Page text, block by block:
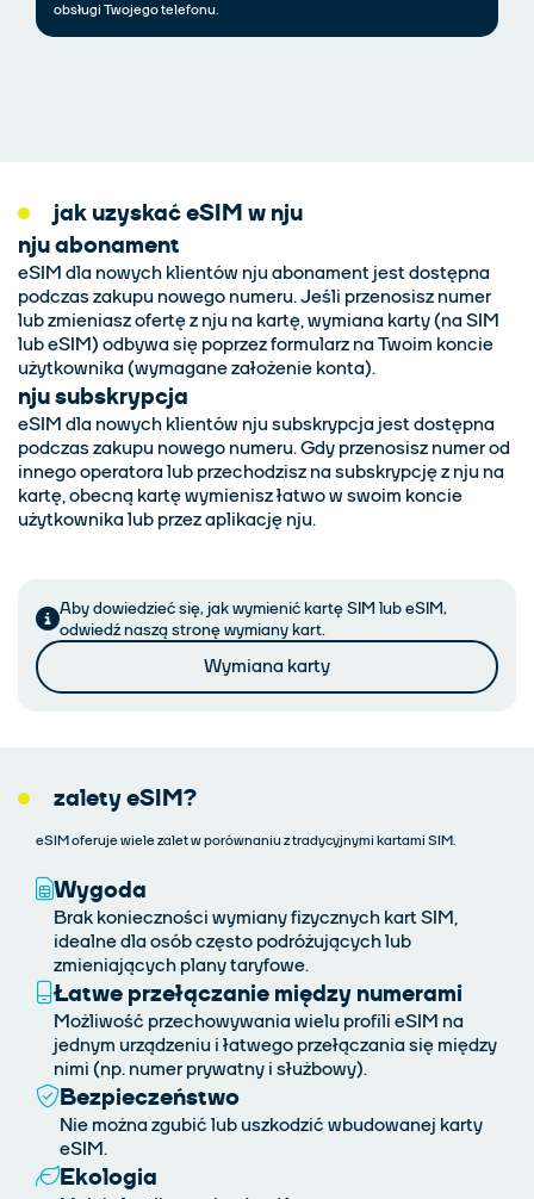
obsługi Twojego telefonu.
jak uzyskać eSIM w nju
nju abonament
eSIM dla nowych klientów nju abonament jest dostępna
podczas zakupu nowego numeru. Jeśli przenosisz numer
lub zmieniasz ofertę z nju na kartę, wymiana karty (na SIM
lub eSIM) odbywa się poprzez formularz na Twoim koncie
użytkownika (wymagane założenie konta).
nju subskrypcja
eSIM dla nowych klientów nju subskrypcja jest dostępna
podczas zakupu nowego numeru. Gdy przenosisz numer od
innego operatora lub przechodzisz na subskrypcję z nju na
kartę, obecną kartę wymienisz łatwo w swoim koncie
użytkownika lub przez aplikację nju.
Aby dowiedzieć się, jak wymienić kartę SIM lub eSIM,
odwiedź naszą stronę wymiany kart.
Wymiana karty
zalety eSIM?
eSIM oferuje wiele zalet w porównaniu z tradycyjnymi kartami SIM.
Wygoda
Brak konieczności wymiany fizycznych kart SIM,
idealne dla osób często podróżujących lub
zmieniających plany taryfowe.
Łatwe przełączanie między numerami
Możliwość przechowywania wielu profili eSIM na
jednym urządzeniu i łatwego przełączania się między
nimi (np. numer prywatny i służbowy).
Bezpieczeństwo
Nie można zgubić lub uszkodzić wbudowanej karty
eSIM.
Ekologia